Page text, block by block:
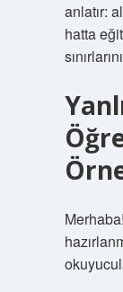
anlatır:
hatta